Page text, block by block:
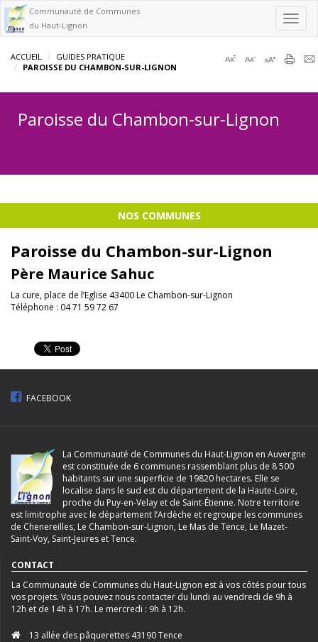
Communauté de Communes
du Haut-Lignon
ACCUEIL
GUIDES PRATIQUE
PAROISSE DU CHAMBON-SUR-LIGNON
Paroisse du Chambon-sur-Lignon
NOS COMMUNES
Paroisse du Chambon-sur-Lignon
Père Maurice Sahuc
La cure, place de l’Eglise 43400 Le Chambon-sur-Lignon
Téléphone : 04 71 59 72 67
FACEBOOK
La Communauté de Communes du Haut-Lignon en Auvergne
est constituée de 6 communes rassemblant plus de 8 500
habitants sur une superficie de 19820 hectares. Elle se
localise dans le sud est du département de la Haute-Loire,
proche du Puy-en-Velay et de Saint-Étienne. Notre territoire
est limitrophe avec le département l’Ardèche et regroupe les communes
de Chenereilles, Le Chambon-sur-Lignon, Le Mas de Tence, Le Mazet-
Saint-Voy, Saint-Jeures et Tence.
CONTACT
La Communauté de Communes du Haut-Lignon est à vos côtés pour tous
vos projets. Vous pouvez nous contacter du lundi au vendredi de 9h à
12h et de 14h à 17h. Le mercredi : 9h à 12h.
13 allée des pâquerettes 43190 Tence